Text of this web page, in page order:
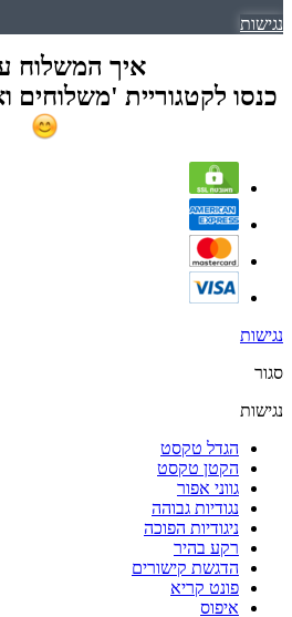
נגישות
איך המשלוח
כנסו לקטגוריית 'משלוחים
נגישות
סגור
נגישות
הגדל טקסט
הקטן טקסט
גווני אפור
נגודיות גבוהה
ניגודיות הפוכה
רקע בהיר
הדגשת קישורים
פונט קריא
איפוס